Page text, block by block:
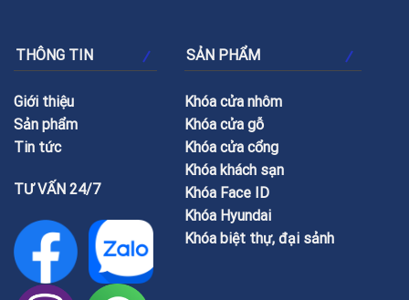
THÔNG TIN
Giới thiệu
Sản phẩm
Tin tức
TƯ VẤN 24/7
SẢN PHẨM
Khóa cửa nhôm
Khóa cửa gỗ
Khóa cửa cổng
Khóa khách sạn
Khóa Face ID
Khóa Hyundai
Khóa biệt thự, đại sảnh